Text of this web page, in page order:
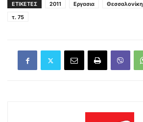
ΕΤΙΚΕΤΕΣ 2011 Εργασια Θεσσαλονίκη
τ. 75